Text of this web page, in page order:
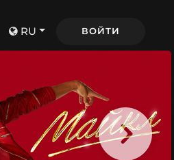
RU ВОЙТИ